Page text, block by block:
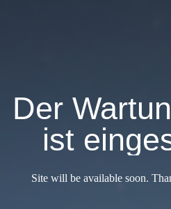
Der
ist
Site will be available soon.